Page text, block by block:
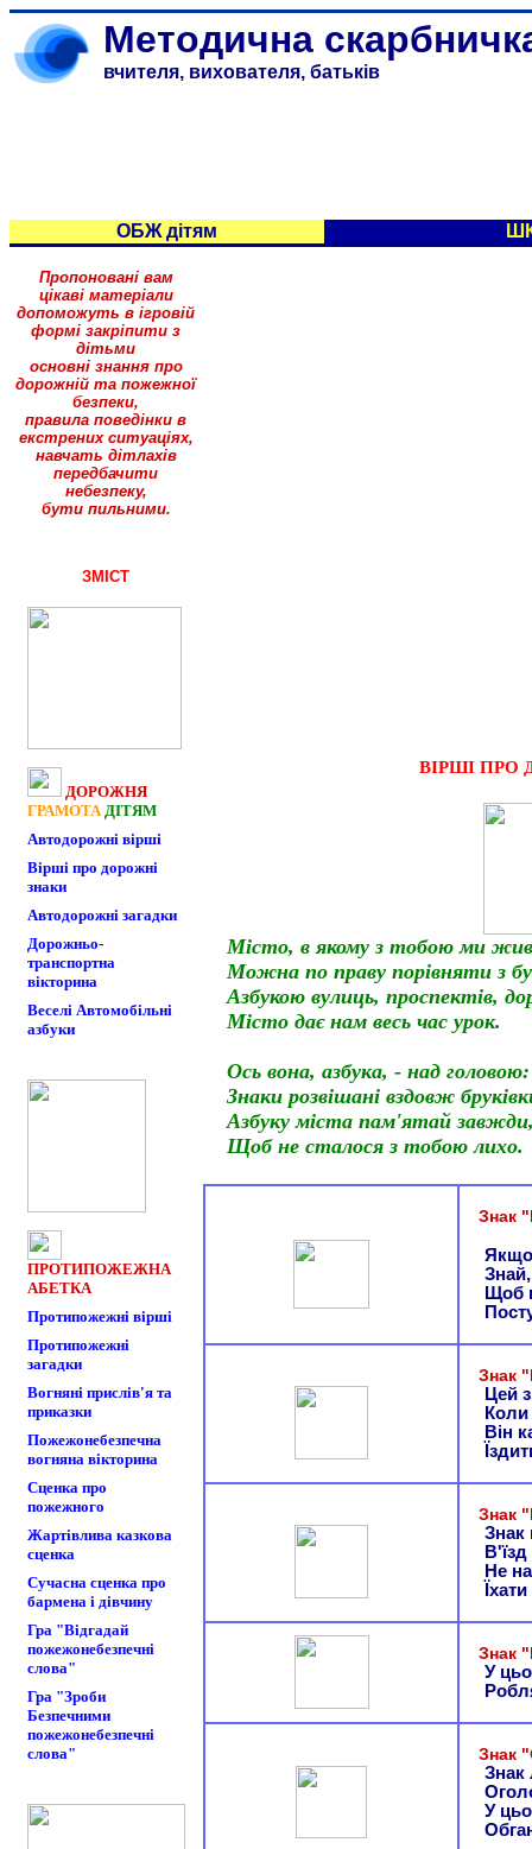
Методична
вчителя, вихователя, батьків
ОБЖ дітям
Пропоновані вам
цікаві матеріали
допоможуть в ігровій
формі закріпити з
дітьми
основні знання про
дорожній та пожежної
безпеки,
правила поведінки в
екстрених ситуаціях,
навчать дітлахів
передбачити
небезпеку,
бути пильними.
ЗМІСТ
ДОРОЖНЯ
ГРАМОТА ДІТЯМ
Автодорожні вірші
Вірші про дорожні
знаки
Автодорожні загадки
Дорожньо-
транспортна
вікторина
Веселі Автомобільні
азбуки
ПРОТИПОЖЕЖНА
АБЕТКА
Протипожежні вірші
Протипожежні
загадки
Вогняні прислів'я та
приказки
Пожежонебезпечна
вогняна вікторина
Сценка про
пожежного
Жартівлива казкова
сценка
Сучасна сценка про
бармена і дівчину
Гра "Відгадай
пожежонебезпечні
слова"
Гра "Зроби
Безпечними
пожежонебезпечні
слова"
ВІРШІ ПРО
Місто, в якому з тобою ми
Можна по праву порівняти з
Азбукою вулиць, проспектів,
Місто дає нам весь час урок.
Ось вона, азбука, - над головою:
Знаки розвішані вздовж
Азбуку міста пам'ятай
Щоб не сталося з тобою лихо.
Знак
Якщо
Щоб
Знак
Цей
Коли
Він
Знак
Знак
Не
Знак
У
Знак
Знак
У